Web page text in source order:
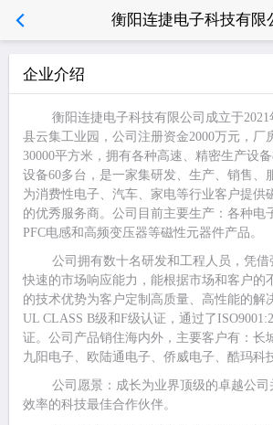
衡阳连捷电子科技有限
企业介绍
衡阳连捷电子科技有限公司成立于
县云集工业园 ， 公司注册资金2000万元， 厂
30000平方米， 拥有各种高速、精密生产设备
设备60多台，是一家集研发、生产、销售、
为消费性电子、汽车、家电等行业客户提供
的优秀服务商。公司目前主要生产：各种电
PFC电感和高频变压器等磁性元器件产品。
公司拥有数十名研发和工程人员， 凭借
快速的市场响应能力，能根据市场和客户的
的技术优势为客户定制高质量、高性能的解
UL CLASS B级和F级认证，通过了
证。公司产品销住海内外，主要客户有：长
九阳电子、欧陆通电子、侨威电子、酷玛科
公司愿景：成长为业界顶级的卓越公司
效率的科技最佳合作伙伴。